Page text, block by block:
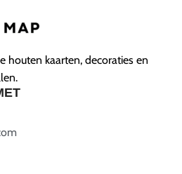
houten kaarten, decoraties en